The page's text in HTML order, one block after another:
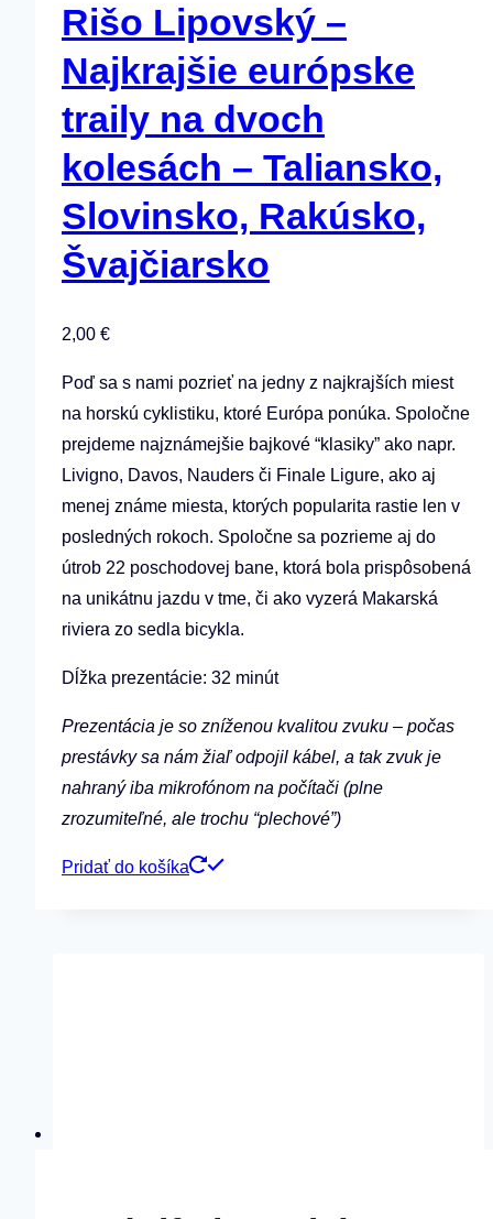
Rišo Lipovský –
Najkrajšie európske
traily na dvoch
kolesách – Taliansko,
Slovinsko, Rakúsko,
Švajčiarsko
2,00 €
Poď sa s nami pozrieť na jedny z najkrajších miest
na horskú cyklistiku, ktoré Európa ponúka. Spoločne
prejdeme najznámejšie bajkové “klasiky” ako napr.
Livigno, Davos, Nauders či Finale Ligure, ako aj
menej známe miesta, ktorých popularita rastie len v
posledných rokoch. Spoločne sa pozrieme aj do
útrob 22 poschodovej bane, ktorá bola prispôsobená
na unikátnu jazdu v tme, či ako vyzerá Makarská
riviera zo sedla bicykla.
Dĺžka prezentácie: 32 minút
Prezentácia je so zníženou kvalitou zvuku – počas
prestávky sa nám žiaľ odpojil kábel, a tak zvuk je
nahraný iba mikrofónom na počítači (plne
zrozumiteľné, ale trochu “plechové”)
Pridať do košíka